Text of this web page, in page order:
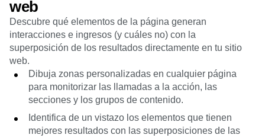
web
Descubre qué elementos de la página generan
interacciones e ingresos (y cuáles no) con la
superposición de los resultados directamente en tu sitio
web.
Dibuja zonas personalizadas en cualquier página
para monitorizar las llamadas a la acción, las
secciones y los grupos de contenido.
Identifica de un vistazo los elementos que tienen
mejores resultados con las superposiciones de las